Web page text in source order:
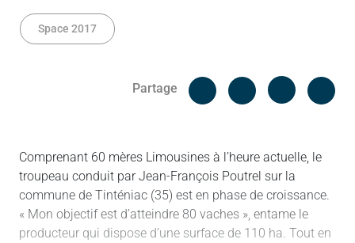
Space 2017
Partage
Facebook
Comprenant 60 mères Limousines à l’heure actuelle, le
troupeau conduit par Jean-François Poutrel sur la
commune de Tinténiac (35) est en phase de croissance.
« Mon objectif est d’atteindre 80 vaches », entame le
producteur qui dispose d’une surface de 110 ha. Tout en